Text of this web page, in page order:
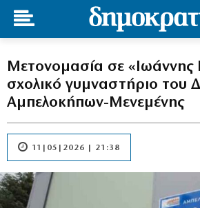
Μετονομασία σε «Ιωάννης
σχολικό γυμναστήριο του
Αμπελοκήπων-Μενεμένης
11|05|2026 | 21:38